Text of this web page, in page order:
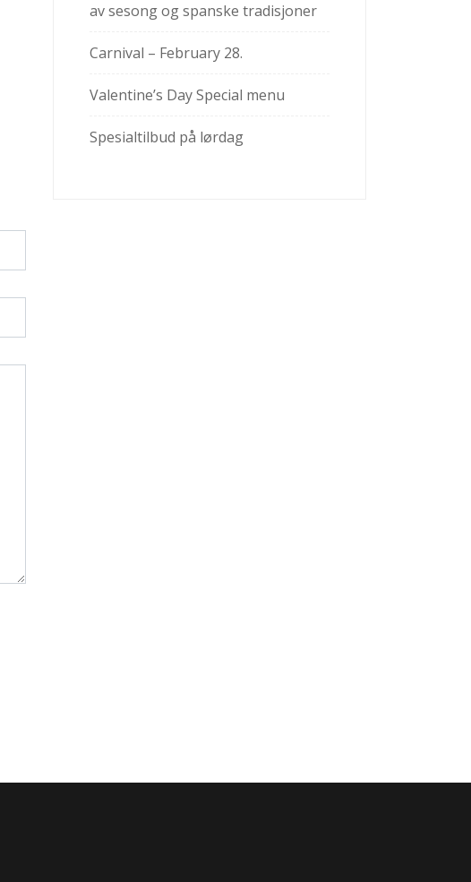
av sesong og spanske tradisjoner
Carnival – February 28.
Valentine’s Day Special menu
Spesialtilbud på lørdag